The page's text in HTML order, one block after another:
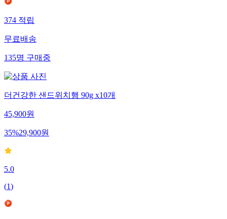
374적립
무료배송
135명구매중
더건강한 샌드위치햄 90g x10개
45,900원
35%29,900원
5.0
(1)